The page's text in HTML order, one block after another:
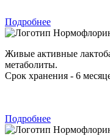
Подробнее
Живые активные
метаболиты.
Срок хранения - 6
Подробнее